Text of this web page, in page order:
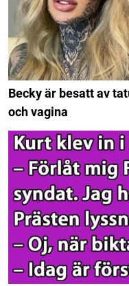
Becky är besatt av
och vagina